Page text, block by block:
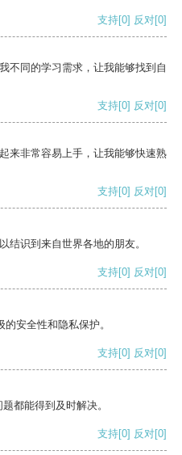
支持[0] 反对[0]
不同的学习需求，让我能够找到自
支持[0] 反对[0]
来非常容易上手，让我能够快速熟
支持[0] 反对[0]
结识到来自世界各地的朋友。
支持[0] 反对[0]
安全性和隐私保护。
支持[0] 反对[0]
都能得到及时解决。
支持[0] 反对[0]